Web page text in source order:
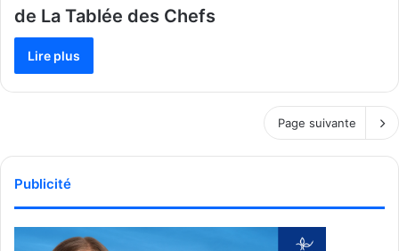
de La Tablée des Chefs
Lire plus
Page suivante
Publicité